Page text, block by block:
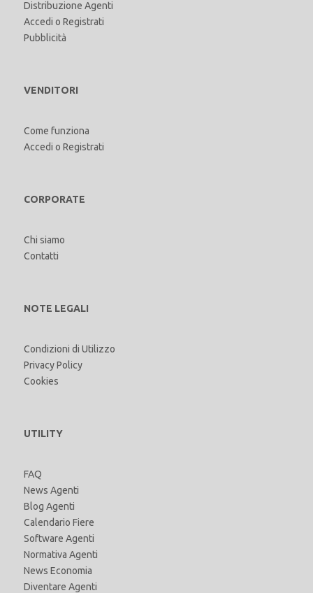
Distribuzione Agenti
Accedi o Registrati
Pubblicità
VENDITORI
Come funziona
Accedi o Registrati
CORPORATE
Chi siamo
Contatti
NOTE LEGALI
Condizioni di Utilizzo
Privacy Policy
Cookies
UTILITY
FAQ
News Agenti
Blog Agenti
Calendario Fiere
Software Agenti
Normativa Agenti
News Economia
Diventare Agenti